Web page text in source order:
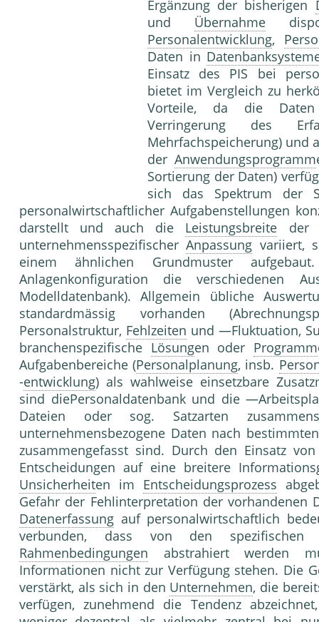
Ergänzung der bisherigen
und Übernahme
Personalentwicklung,
Daten in
Einsatz des PIS bei
bietet im Vergleich zu
Vorteile, da die Daten
Verringerung des
Mehrfachspeicherung) und
derAnwendungsprogramm
Sortierung der Daten)
sich das Spektrum der
personalwirtschaftlicher Aufgabenstellungen
darstellt und auch die Leistungsbreite der
unternehmensspezifischerAnpassung variiert,
einem ähnlichen Grundmuster
Anlagenkonfiguration die verschiedenen
Modelldatenbank). Allgemein übliche
standardmässig vorhanden
Personalstruktur, Fehlzeiten und —Fluktuation,
branchenspezifische Lösungen oder Programm
Aufgabenbereiche (Personalplanung, insb.
-entwicklung) als wahlweise einsetzbare
sind diePersonaldatenbank und die
Dateien oder sog. Satzarten
unternehmensbezogene Daten nach
zusammengefasst sind. Durch den Einsatz
Entscheidungen auf eine breitere
Unsicherheiten im Entscheidungsprozess
Gefahr der Fehlinterpretation der vorhandenen
Datenerfassung auf personalwirtschaftlich
verbunden, dass von den spezifischen
Rahmenbedingungen abstrahiert werden
Informationen nicht zur Verfügung stehen. Die
verstärkt, als sich in den Unternehmen, die
verfügen, zunehmend die Tendenz